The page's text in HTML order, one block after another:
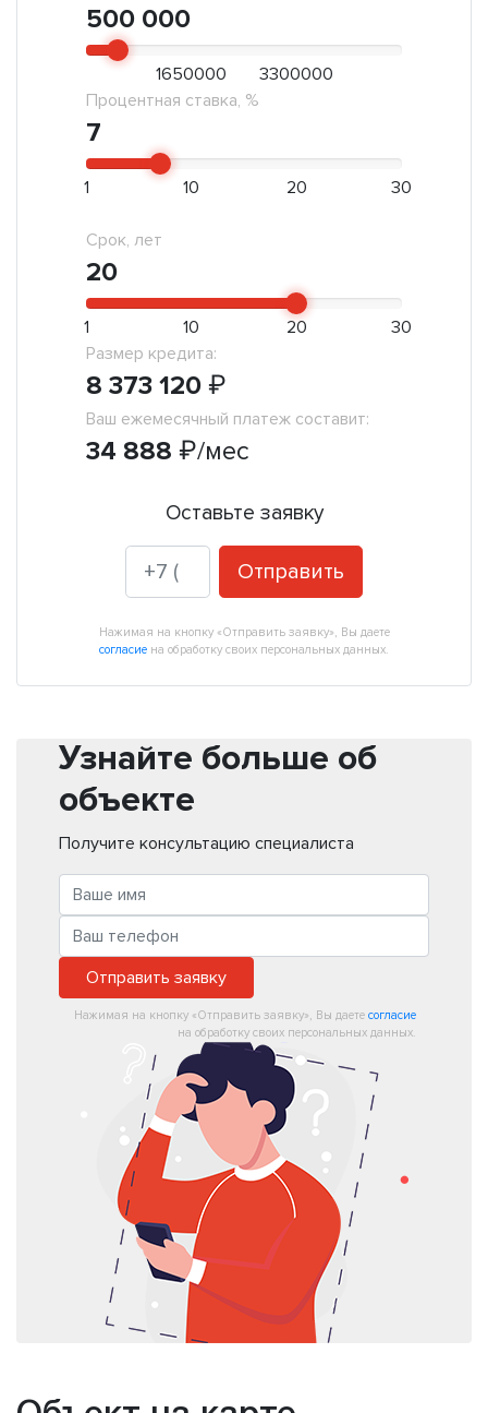
500 000
1650000
3300000
Процентная ставка, %
7
1 10 20 30
Срок, лет
20
1 10 20
30
Размер кредита:
8 373 120 ₽
Ваш ежемесячный платеж составит:
34 888 ₽/мес
Оставьте заявку
Отправить
Нажимая на кнопку «Отправить заявку», Вы даете
согласие на обработку своих персональных данных.
Узнайте больше об
объекте
Получите консультацию специалиста
Отправить заявку
Нажимая на кнопку «Отправить заявку», Вы даете согласие
на обработку своих персональных данных.